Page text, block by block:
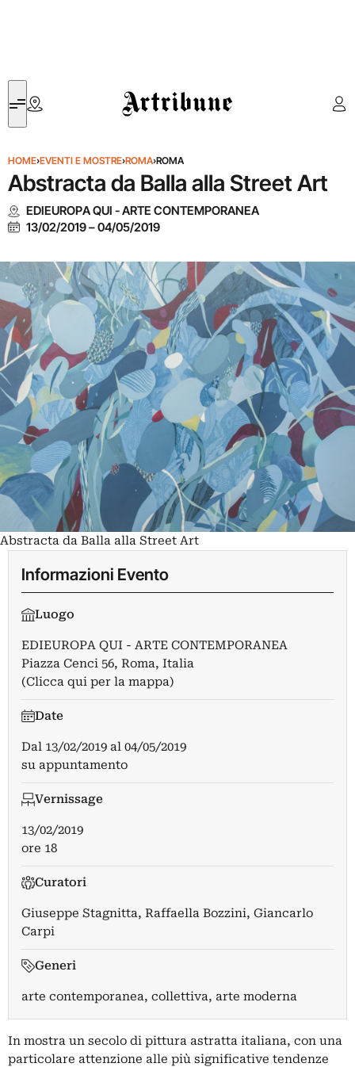
Artribune
HOME›EVENTI E MOSTRE›ROMA›ROMA
Abstracta da Balla alla Street Art
EDIEUROPA QUI - ARTE CONTEMPORANEA
13/02/2019–04/05/2019
Abstracta da Balla alla Street Art
Informazioni Evento
Luogo
EDIEUROPA QUI - ARTE CONTEMPORANEA
Piazza Cenci 56, Roma, Italia
(Clicca qui per la mappa)
Date
Dal 13/02/2019 al 04/05/2019
su appuntamento
Vernissage
13/02/2019
ore 18
Curatori
Giuseppe Stagnitta, Raffaella Bozzini, Giancarlo
Carpi
Generi
arte contemporanea, collettiva, arte moderna
In mostra un secolo di pittura astratta italiana, con una
particolare attenzione alle più significative tendenze